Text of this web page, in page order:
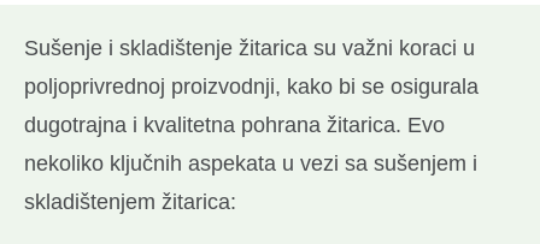
Sušenje i skladištenje žitarica su važni koraci u
poljoprivrednoj proizvodnji, kako bi se osigurala
dugotrajna i kvalitetna pohrana žitarica. Evo
nekoliko ključnih aspekata u vezi sa sušenjem i
skladištenjem žitarica: